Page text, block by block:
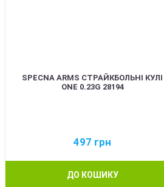
SPECNA ARMS СТРАЙКБОЛЬНІ КУЛІ
ONE 0.23G 28194
497 грн
ДО КОШИКУ